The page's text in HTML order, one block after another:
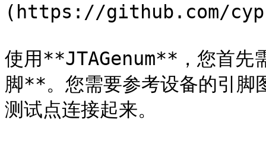
(https://github.com/
使用**JTAGenum**，您首先
脚**。您需要参考设备的引脚
测试点连接起来。